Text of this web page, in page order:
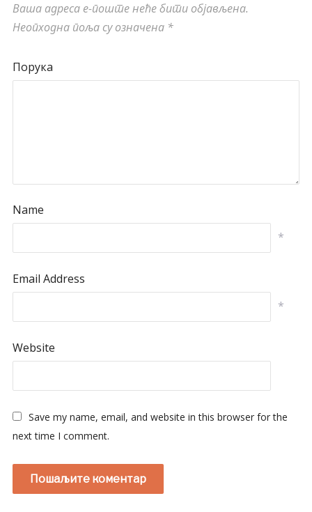
Ваша адреса е-поште неће бити објављена.
Неопходна поља су означена *
Порука
Name
*
Email Address
*
Website
Save my name, email, and website in this browser for the
next time I comment.